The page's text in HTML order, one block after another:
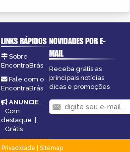
LINKS RÁPIDOS
Sobre
EncontraBrás
Fale com o
EncontraBrás
ANUNCIE:
Com
destaque |
Grátis
NOVIDADES POR E-
MAIL
Receba grátis as
principais notícias,
dicas e promoções
Privacidade
Sitemap